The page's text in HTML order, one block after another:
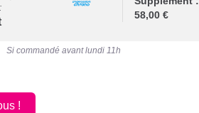
58,00 €
Si commandé avant lundi 11h
!